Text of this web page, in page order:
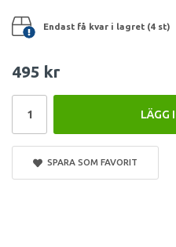
Endast få kvar i lagret (4 st)
495 kr
LÄGG
SPARA SOM FAVORIT